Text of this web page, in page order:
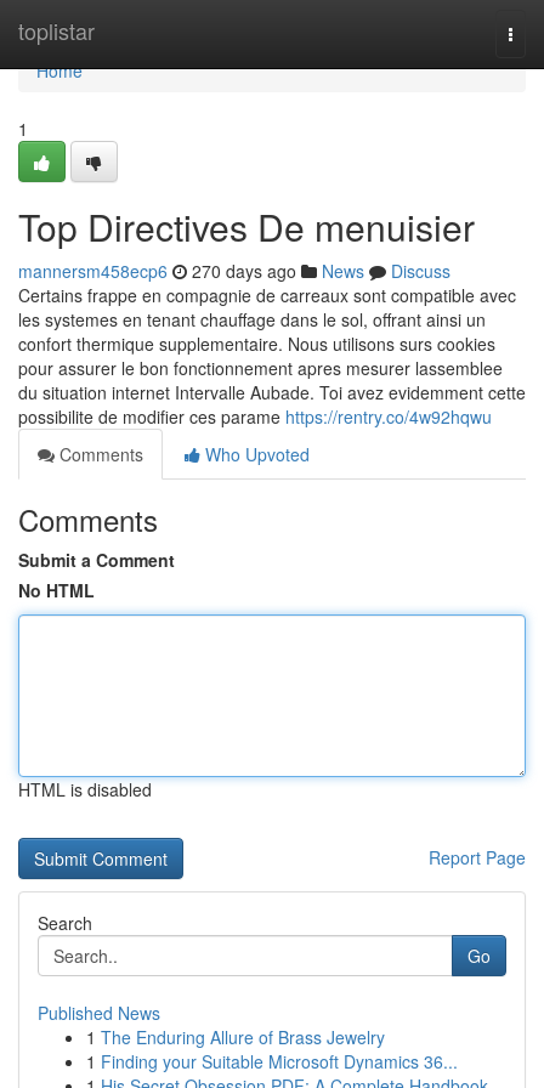
toplistar
Home
Home
1
Top Directives De menuisier
mannersm458ecp6 270 days ago News
Discuss
Certains frappe en compagnie de carreaux sont compatible avec
les systemes en tenant chauffage dans le sol, offrant ainsi un
confort thermique supplementaire. Nous utilisons surs cookies
pour assurer le bon fonctionnement apres mesurer lassemblee
du situation internet Intervalle Aubade. Toi avez evidemment cette
possibilite de modifier ces parame https://rentry.co/4w92hqwu
Comments
Who Upvoted
Comments
Submit a Comment
No HTML
HTML is disabled
Report Page
Search
Go
Published News
1 The Enduring Allure of Brass Jewelry
1 Finding your Suitable Microsoft Dynamics 36...